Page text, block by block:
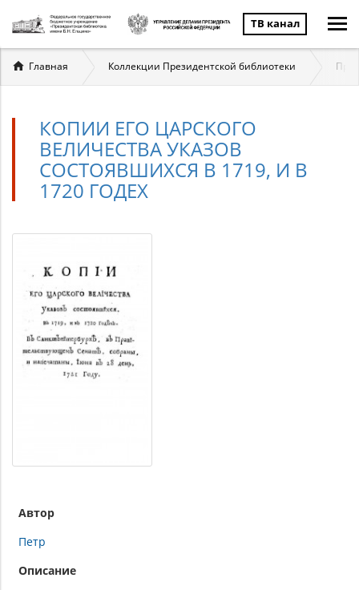
ТВ канал
Вы
здесь
Главная Коллекции Президентской библиотеки
КОПИИ ЕГО ЦАРСКОГО
ВЕЛИЧЕСТВА УКАЗОВ
СОСТОЯВШИХСЯ В 1719, И В
1720 ГОДЕХ
Автор
Петр
Описание